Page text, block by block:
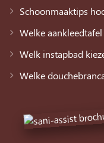
Schoonmaaktips
Welke
Welk instapbad
Welke